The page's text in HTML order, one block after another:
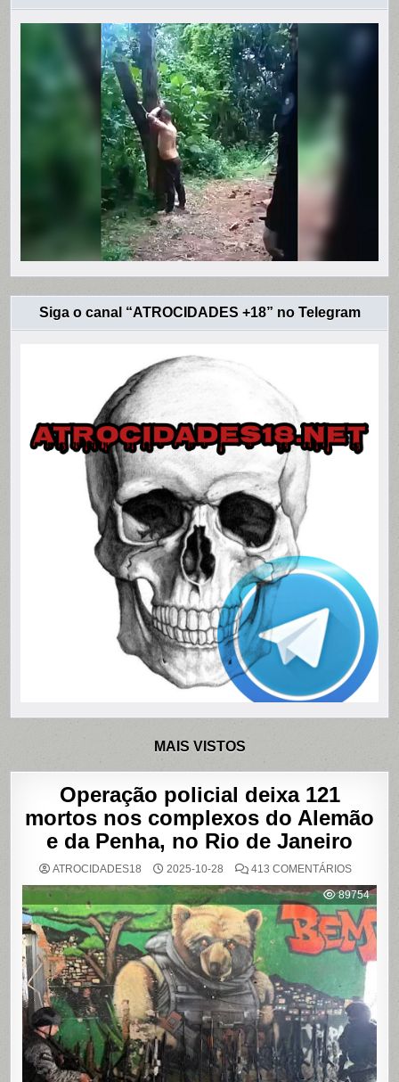
Siga o canal “ATROCIDADES +18” no Telegram
MAIS VISTOS
Operação policial deixa 121
mortos nos complexos do Alemão
e da Penha, no Rio de Janeiro
ATROCIDADES18 2025-10-28 413 COMENTÁRIOSEM
POLICIAL
DEIXA
121
MORTOS
NOS
DO
ALEMÃO
PENHA,
NO
RIO
89754